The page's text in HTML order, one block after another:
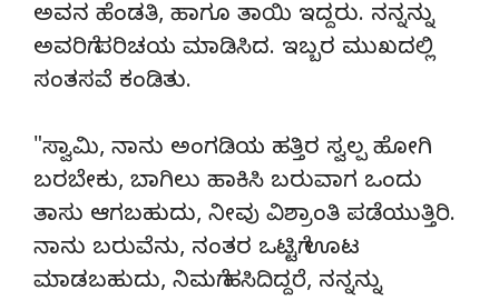
ಅವನ ಹೆಂಡತಿ, ಹಾಗೂ ತಾಯಿ ಇದ್ದರು. ನನ್ನನ್ನು
ಅವರಿಗೆ ಪರಿಚಯ ಮಾಡಿಸಿದ. ಇಬ್ಬರ ಮುಖದಲ್ಲಿ
ಸಂತಸವೆ ಕಂಡಿತು.
"ಸ್ವಾಮಿ, ನಾನು ಅಂಗಡಿಯ ಹತ್ತಿರ ಸ್ವಲ್ಪ ಹೋಗಿ
ಬರಬೇಕು, ಬಾಗಿಲು ಹಾಕಿಸಿ ಬರುವಾಗ ಒಂದು
ತಾಸು ಆಗಬಹುದು, ನೀವು ವಿಶ್ರಾಂತಿ ಪಡೆಯುತ್ತಿರಿ.
ನಾನು ಬರುವೆನು, ನಂತರ ಒಟ್ಟಿಗೆ ಊಟ
ಮಾಡಬಹುದು, ನಿಮಗೆ ಹಸಿದಿದ್ದರೆ, ನನ್ನನ್ನು